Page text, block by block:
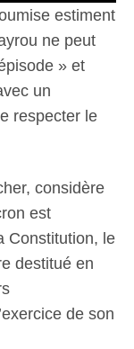
estiment
ne peut
» et
un
respecter le
considère
est
Constitution, le
destitué en
de son